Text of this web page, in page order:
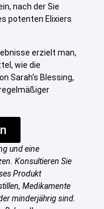
nach der Sie
potenten Elixiers
erzielt man,
wie die
Sarah‘s Blessing,
und eine
Konsultieren Sie
Produkt
Medikamente
minderjährig sind.